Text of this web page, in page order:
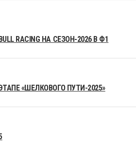
RACING НА СЕЗОН-2026 В Ф1
«ШЕЛКОВОГО ПУТИ-2025»